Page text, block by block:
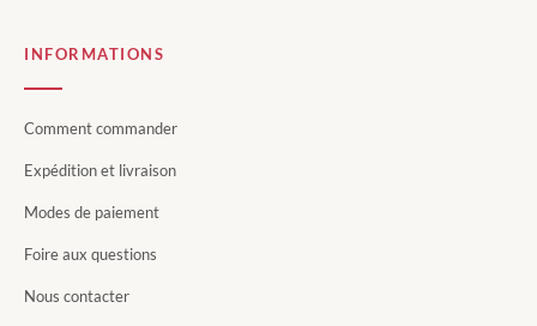
INFORMATIONS
Comment commander
Expédition et livraison
Modes de paiement
Foire aux questions
Nous contacter